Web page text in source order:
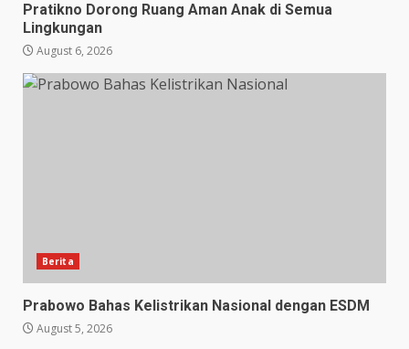
Pratikno Dorong Ruang Aman Anak di Semua
Lingkungan
August 6, 2026
Berita
Prabowo Bahas Kelistrikan Nasional dengan ESDM
August 5, 2026